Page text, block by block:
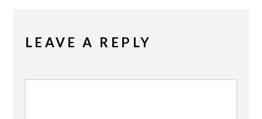
LEAVE A REPLY